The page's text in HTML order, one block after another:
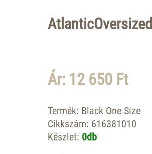
Ár: 12 650 Ft
Termék: Black One Size
Cikkszám: 616381010
Készlet: 0db